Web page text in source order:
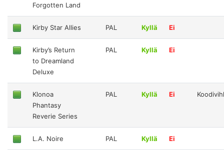
Forgotten Land
Kirby Star Allies PAL Kyllä Ei
Kirby’s Return
to Dreamland
Deluxe
PAL Kyllä Ei
Klonoa
Phantasy
Reverie Series
PAL Kyllä Ei
L.A. Noire PAL Kyllä Ei